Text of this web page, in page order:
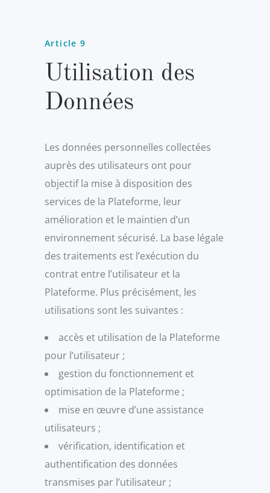
Article 9
Utilisation des
Données
Les données personnelles collectées
auprès des utilisateurs ont pour
objectif la mise à disposition des
services de la Plateforme, leur
amélioration et le maintien d’un
environnement sécurisé. La base légale
des traitements est l’exécution du
contrat entre l’utilisateur et la
Plateforme. Plus précisément, les
utilisations sont les suivantes :
accès et utilisation de la Plateforme
pour l’utilisateur ;
gestion du fonctionnement et
optimisation de la Plateforme ;
mise en œuvre d’une assistance
utilisateurs ;
vérification, identification et
authentification des données
transmises par l’utilisateur ;